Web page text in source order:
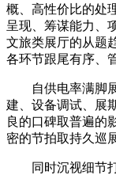
概、高性价比的处
呈现、筹谋能力、
文旅类展厅的从题
各环节跟尾有序、
自供电率满脚展
建、设备调试、展
良的口碑取普遍的
密的节拍取持久巡
同时沉视细节打